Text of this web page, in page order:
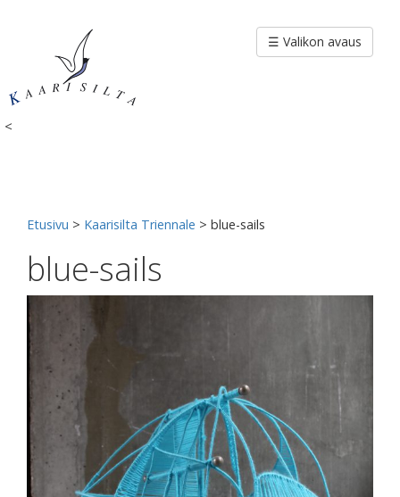
<
☰ Valikon avaus
Etusivu > Kaarisilta Triennale > blue-sails
blue-sails